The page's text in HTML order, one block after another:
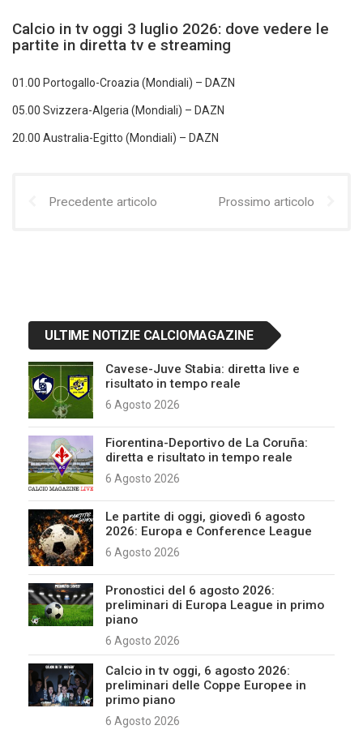
Calcio in tv oggi 3 luglio 2026: dove vedere le
partite in diretta tv e streaming
01.00 Portogallo-Croazia (Mondiali) – DAZN
05.00 Svizzera-Algeria (Mondiali) – DAZN
20.00 Australia-Egitto (Mondiali) – DAZN
Precedente articolo Prossimo articolo
ULTIME NOTIZIE CALCIOMAGAZINE
Cavese-Juve Stabia: diretta live e
risultato in tempo reale
6 Agosto 2026
Fiorentina-Deportivo de La Coruña:
diretta e risultato in tempo reale
6 Agosto 2026
Le partite di oggi, giovedì 6 agosto
2026: Europa e Conference League
6 Agosto 2026
Pronostici del 6 agosto 2026:
preliminari di Europa League in primo
piano
6 Agosto 2026
Calcio in tv oggi, 6 agosto 2026:
preliminari delle Coppe Europee in
primo piano
6 Agosto 2026